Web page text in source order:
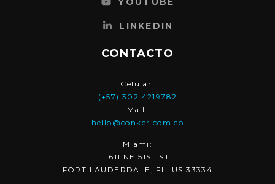
LINKEDIN
CONTACTO
Celular:
(+57) 302 4219782
Mail:
hello@conker.com.co
Miami:
1611 NE 51ST ST
FORT LAUDERDALE, FL. US 33334